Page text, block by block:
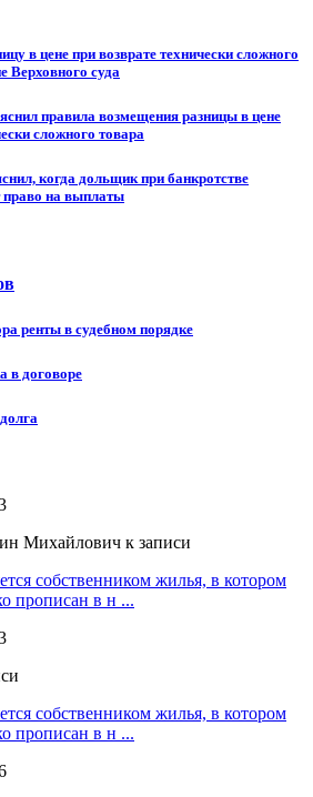
в цене при возврате технически сложного
Верховного суда
правила возмещения разницы в цене
сложного товара
когда дольщик при банкротстве
право на выплаты
ренты в судебном порядке
в договоре
Михайлович к записи
собственником жилья, в котором
прописан в н ...
собственником жилья, в котором
прописан в н ...